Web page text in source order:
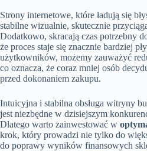
Strony internetowe, które ładują się
stabilne wizualnie, skutecznie
Dodatkowo, skracają czas potrzebny
że proces staje się znacznie bardziej
użytkowników, możemy zauważyć
co oznacza, że coraz mniej osób
przed dokonaniem zakupu.
Intuicyjna i stabilna obsługa witryny
jest niezbędne w dzisiejszym
Dlatego warto zainwestować w
krok, który prowadzi nie tylko do
do poprawy wyników finansowych